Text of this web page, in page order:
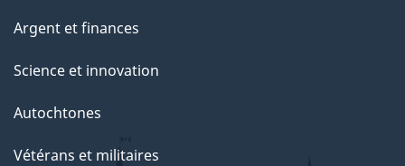
Argent et finances
Science et innovation
Autochtones
Vétérans et militaires